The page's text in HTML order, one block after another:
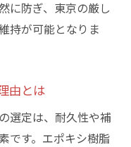
に防ぎ、東京の厳し
持が可能となりま
由とは
選定は、耐久性や補
です。エポキシ樹脂